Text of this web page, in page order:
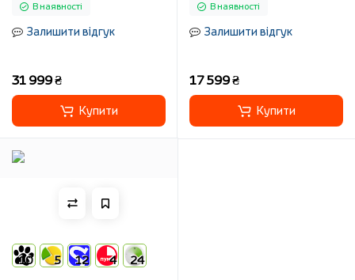
В наявності
Залишити відгук
31 999 ₴
Купити
В наявності
Залишити відгук
17 599 ₴
Купити
10 5 12 4 24